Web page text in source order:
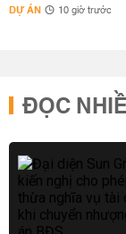
DỰ ÁN 10 giờ trước
ĐỌC